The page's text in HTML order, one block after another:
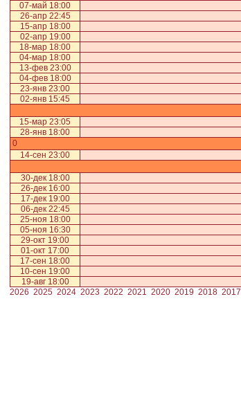
07-май 18:00
26-апр 22:45
15-апр 18:00
02-апр 19:00
18-мар 18:00
04-мар 18:00
13-фев 23:00
04-фев 18:00
23-янв 23:00
02-янв 15:45
15-мар 23:05
28-янв 18:00
0
14-сен 23:00
30-дек 18:00
26-дек 16:00
17-дек 19:00
06-дек 22:45
25-ноя 18:00
05-ноя 16:30
29-окт 19:00
01-окт 17:00
17-сен 18:00
10-сен 19:00
19-авг 18:00
2026 2025 2024 2023 2022 2021 2020 2019 2018 2017